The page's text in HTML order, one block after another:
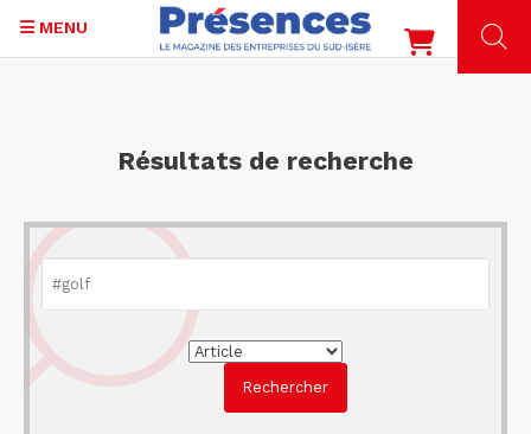
MENU
Résultats de recherche